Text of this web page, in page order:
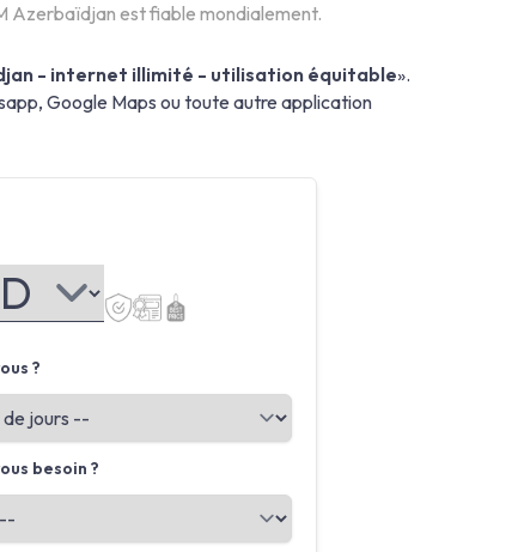
Azerbaïdjan est fiable mondialement.
- internet illimité - utilisation équitable».
Google Maps ou toute autre application
?
besoin ?